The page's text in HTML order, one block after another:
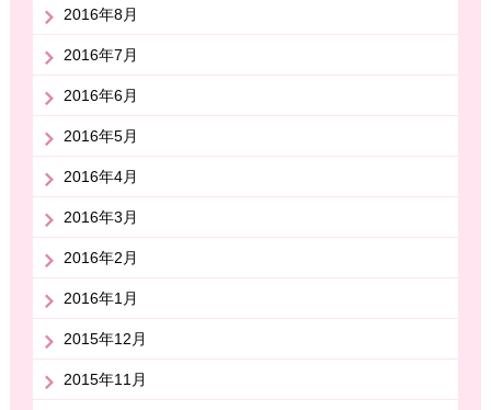
2016年8月
2016年7月
2016年6月
2016年5月
2016年4月
2016年3月
2016年2月
2016年1月
2015年12月
2015年11月